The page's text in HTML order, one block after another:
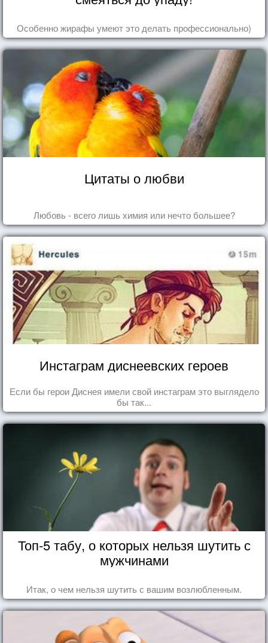
Особенно жирафы умеют это делать профессионально)
Цитаты о любви
Любовь - всего лишь химия или нечто большее?
Инстаграм диснеевских героев
Если бы герои Диснея имели свой инстаграм это выглядело
бы так...
Топ-5 табу, о которых нельзя шутить с
мужчинами
Итак, о чем нельзя шутить с вашим возлюбленным.